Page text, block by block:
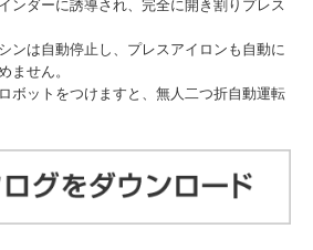
ンダーに誘導され、完全に開き割りプレス
ンは自動停止し、プレスアイロンも自動に
ません。
ボットをつけますと、無人二つ折自動運転